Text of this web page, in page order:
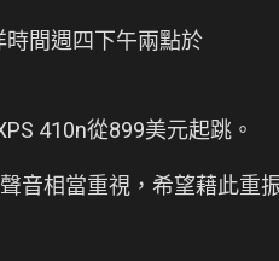
間週四下午兩點於
410n從899美元起跳。
音相當重視，希望藉此重